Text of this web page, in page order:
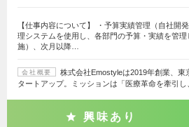
【仕事内容について】 ・予算実績管理（自社開
理システムを使用し、各部門の予算・実績を管理
施）、次月以降…
会社概要
株式会社Emostyleは2019年創業、東
タートアップ。ミッションは「医療革命を牽引し
興味あり